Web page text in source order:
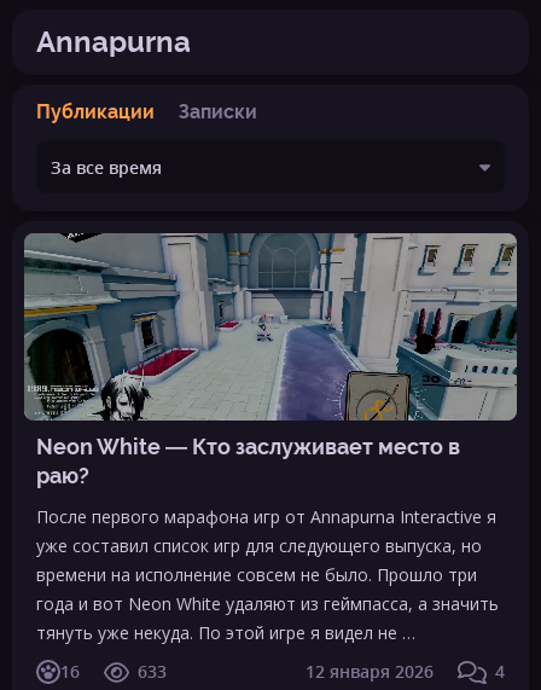
Annapurna
Публикации Записки
Neon White — Кто заслуживает место в
раю?
После первого марафона игр от Annapurna Interactive я
уже составил список игр для следующего выпуска, но
времени на исполнение совсем не было. Прошло три
года и вот Neon White удаляют из геймпасса, а значить
тянуть уже некуда. По этой игре я видел не …
16
633 12 января 2026 4